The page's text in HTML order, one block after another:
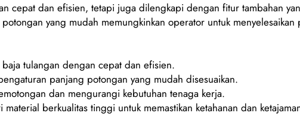
cepat dan efisien, tetapi juga dilengkapi dengan fitur tambahan
yang mudah memungkinkan operator untuk
tulangan dengan cepat dan efisien.
panjang potongan yang mudah disesuaikan.
dan mengurangi kebutuhan tenaga kerja.
berkualitas tinggi untuk memastikan ketahanan dan